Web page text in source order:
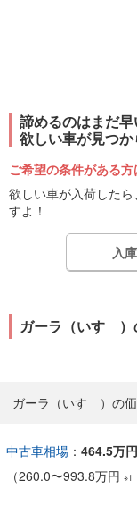
諦めるのはまだ早
欲しい車が見つ
ご希望の条件がある方
欲しい車が入荷した
すよ！
入
ガーラ（いすゞ
ガーラ（いすゞ）の
中古車相場 ： 464.5万円
（260.0〜993.8万円 ※1